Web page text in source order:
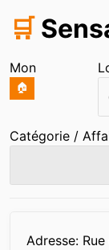
🛒
Mon
🏠
Catégorie /
Adresse: